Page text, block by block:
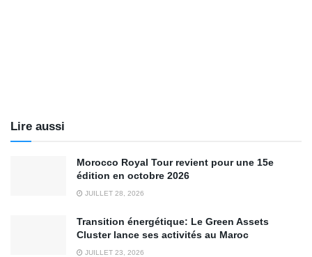
Lire aussi
Morocco Royal Tour revient pour une 15e
édition en octobre 2026
JUILLET 28, 2026
Transition énergétique: Le Green Assets
Cluster lance ses activités au Maroc
JUILLET 23, 2026